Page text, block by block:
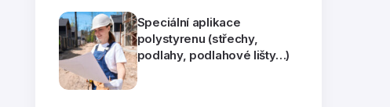
Speciální aplikace
polystyrenu (střechy,
podlahy, podlahové lišty…)